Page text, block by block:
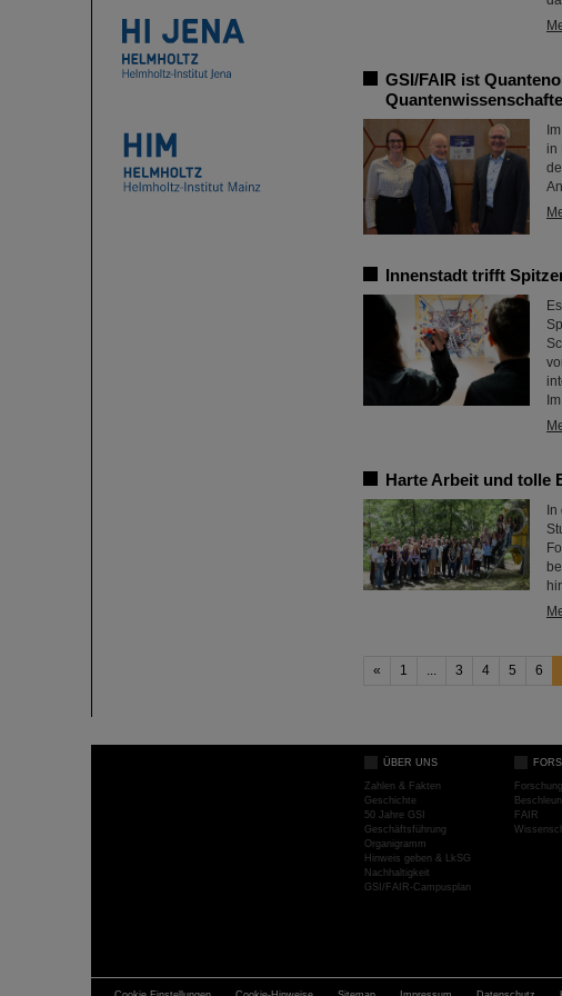
GSI/FAIR ist
in
Innenstadt trifft
Harte Arbeit und tolle
« 1 ... 3 4 5 6
ÜBER UNS
Zahlen & Fakten
Geschichte
50 Jahre GSI
Geschäftsführung
Organigramm
Hinweis geben & LkSG
Nachhaltigkeit
GSI/FAIR-Campusplan
FAIR